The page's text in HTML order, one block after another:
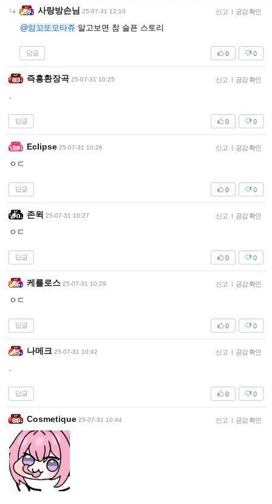
사랑방손님 25-07-31 12:10 신고 공감 확인
@암꼬또모타쥬 알고보면 참 슬픈 스토리
답글 0
0
즉흥환장곡 25-07-31 10:25 신고 공감 확인
.
답글 0
0
Eclipse 25-07-31 10:26 신고 공감 확인
ㅇㄷ
답글 0
0
존윅 25-07-31 10:27 신고 공감 확인
ㅇㄷ
답글 0
0
케를로스 25-07-31 10:29 신고 공감 확인
ㅇㄷ
답글 0
0
나메크 25-07-31 10:42 신고 공감 확인
.
답글 0
0
Cosmetique 25-07-31 10:44 신고 공감 확인